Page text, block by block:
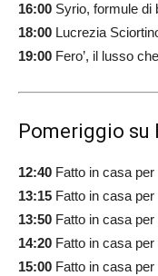
16:00 Syrio, formule di
18:00 Lucrezia
19:00 Fero’, il lusso
Pomeriggio su
12:40 Fatto in casa per
13:15 Fatto in casa per
13:50 Fatto in casa per
14:20 Fatto in casa per
15:00 Fatto in casa per